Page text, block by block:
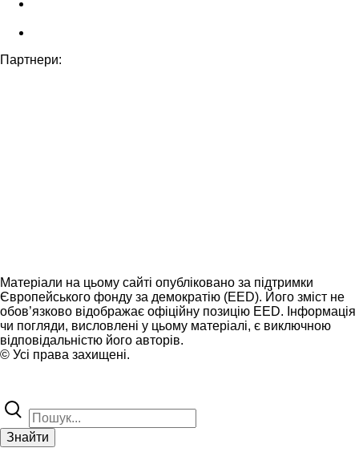
Партнери:
Матеріали на цьому сайті опубліковано за підтримки
Європейського фонду за демократію (EED). Його зміст не
обов’язково відображає офіційну позицію EED. Інформація
чи погляди, висловлені у цьому матеріалі, є виключною
відповідальністю його авторів.
© Усі права захищені.
Знайти